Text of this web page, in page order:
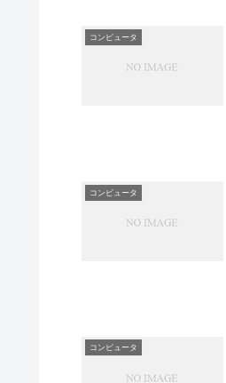
コンピュータ
コンピュータ
コンピュータ